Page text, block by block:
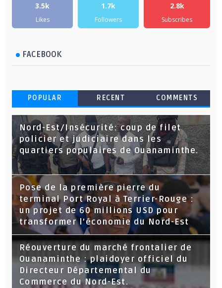
3.5k
Likes
1.7k
Followers
2.8k
Subscribes
FACEBOOK
POPULAR RECENT COMMENTS
Nord-Est/Insécurité: coup de filet
policier et judiciaire dans les
quartiers populaires de Ouanaminthe.
Pose de la première pierre du
terminal Port Royal à Terrier-Rouge :
un projet de 60 millions USD pour
transformer l’économie du Nord-Est
Réouverture du marché frontalier de
Ouanaminthe : plaidoyer officiel du
Directeur Départemental du
Commerce du Nord-Est.